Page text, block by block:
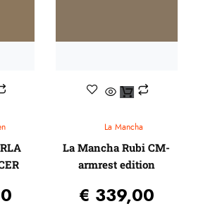
La Mancha
La Mancha Rubi CM-
armrest edition
€ 339,00